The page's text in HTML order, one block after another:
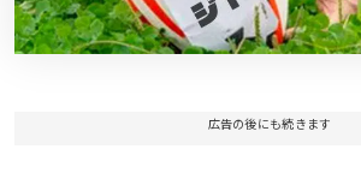
広告の後にも続きます